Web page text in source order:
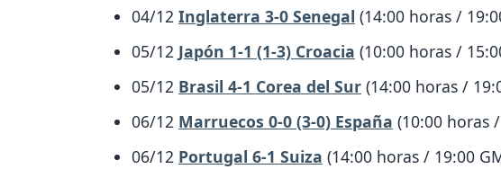
04/12 Inglaterra 3-0 Senegal (14:00 horas /
05/12 Japón 1-1 (1-3) Croacia (10:00 horas /
05/12 Brasil 4-1 Corea del Sur (14:00 horas /
06/12 Marruecos 0-0 (3-0) España (10:00 horas
06/12 Portugal 6-1 Suiza (14:00 horas / 19:00